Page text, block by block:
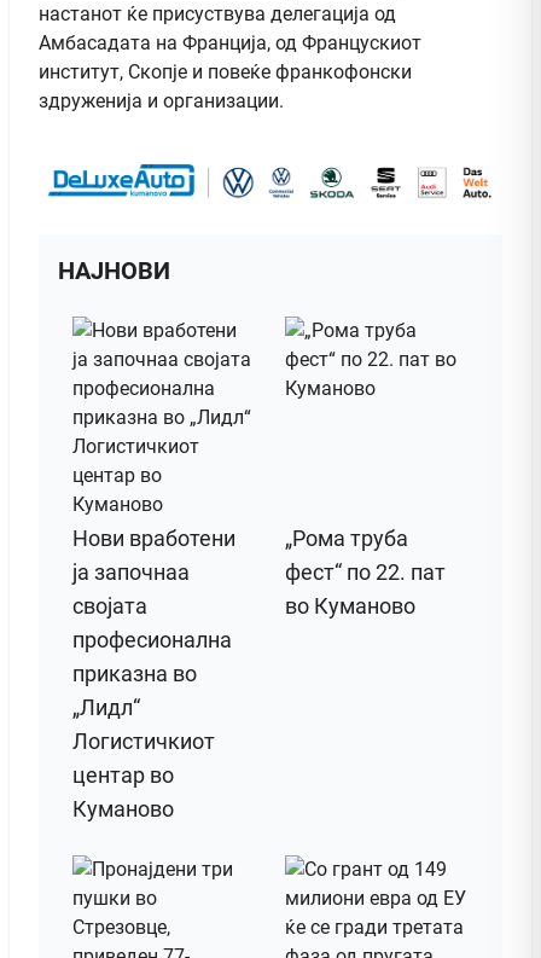
настанот ќе присуствува делегација од
Амбасадата на Франција, од Францускиот
институт, Скопје и повеќе франкофонски
здруженија и организации.
НАЈНОВИ
Нови вработени
ја започнаа
својата
професионална
приказна во
„Лидл“
Логистичкиот
центар во
Куманово
„Рома труба
фест“ по 22. пат
во Куманово